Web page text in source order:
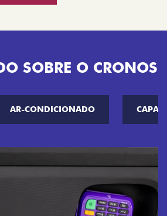
SOBRE O CRONOS
AR-CONDICIONADO